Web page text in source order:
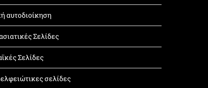
αυτοδιοίκηση
Σελίδες
Σελίδες
σελίδες